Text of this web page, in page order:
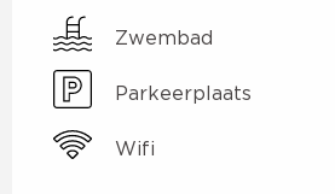
Zwembad
Parkeerplaats
Wifi